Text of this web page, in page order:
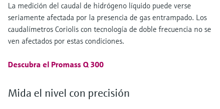
La medición del caudal de hidrógeno líquido puede verse
seriamente afectada por la presencia de gas entrampado. Los
caudalímetros Coriolis con tecnología de doble frecuencia no se
ven afectados por estas condiciones.
Descubra el Promass Q 300
Mida el nivel con precisión